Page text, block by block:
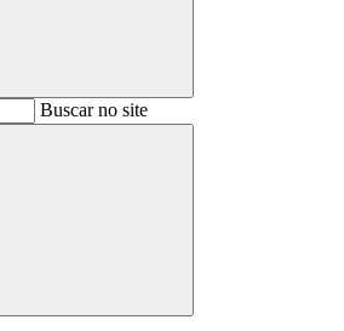
BuscarBuscar no site
Buscar